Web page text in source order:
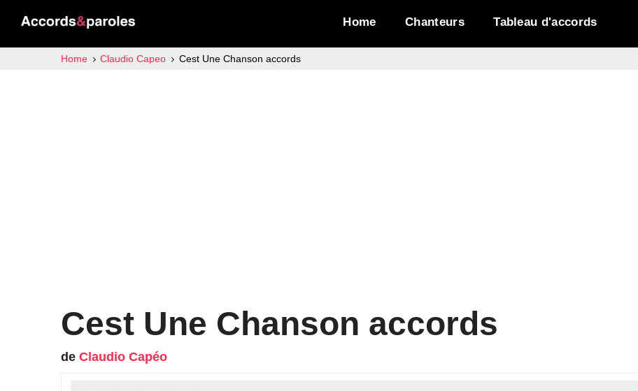
Home Chanteurs Tableau d'accords
Home Claudio Capeo Cest Une Chanson accords
Cest Une Chanson accords
de Claudio Capéo